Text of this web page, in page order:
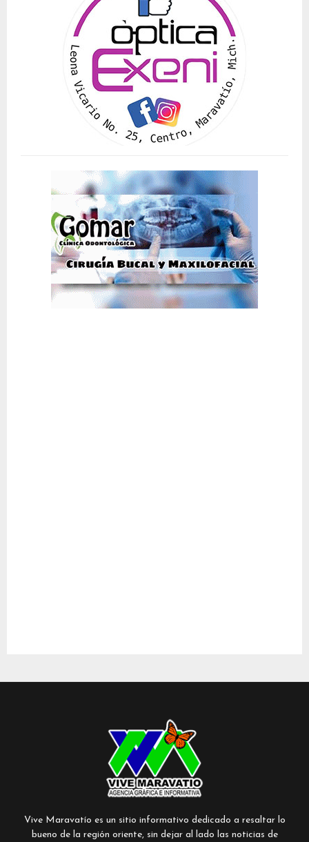
Vive Maravatío es un sitio informativo dedicado a resaltar lo
bueno de la región oriente, sin dejar al lado las noticias de